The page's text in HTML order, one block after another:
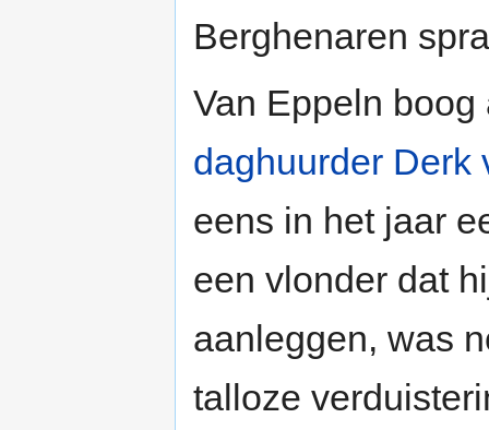
Berghenaren
Van Eppeln
daghuurder Derk
eens in het jaar
een vlonder dat
aanleggen, was
talloze